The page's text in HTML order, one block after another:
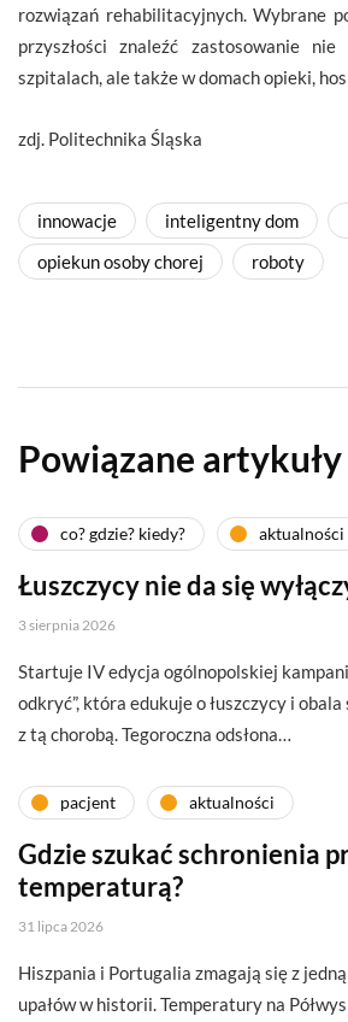
rozwiązań rehabilitacyjnych. Wybrane
przyszłości znaleźć zastosowanie
szpitalach, ale także w domach opieki,
zdj. Politechnika Śląska
innowacje inteligentny dom
opiekun osoby chorej
roboty
Powiązane artykuły
co? gdzie? kiedy? aktualności
Łuszczycy nie da się
3 sierpnia 2026
Startuje IV edycja ogólnopolskiej
odkryć”, która edukuje o łuszczycy i
z tą chorobą. Tegoroczna odsłona…
pacjent aktualności
Gdzie szukać schronienia
temperaturą?
31 lipca 2026
Hiszpania i Portugalia zmagają się z
upałów w historii. Temperatury na